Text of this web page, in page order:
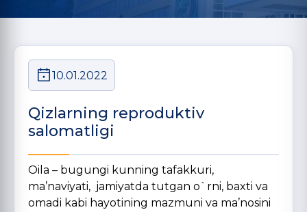
10.01.2022
Qizlarning reproduktiv
salomatligi
Oila – bugungi kunning tafakkuri,
ma’naviyati, jamiyatda tutgan o`rni, baxti va
omadi kabi hayotining mazmuni va ma’nosini